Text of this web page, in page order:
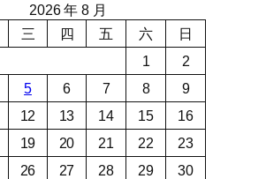
2026 年 8 月
三 四 五 六
日
1
2
5 6 7 8
9
12 13 14 15
16
19 20 21 22
23
26 27 28 29
30